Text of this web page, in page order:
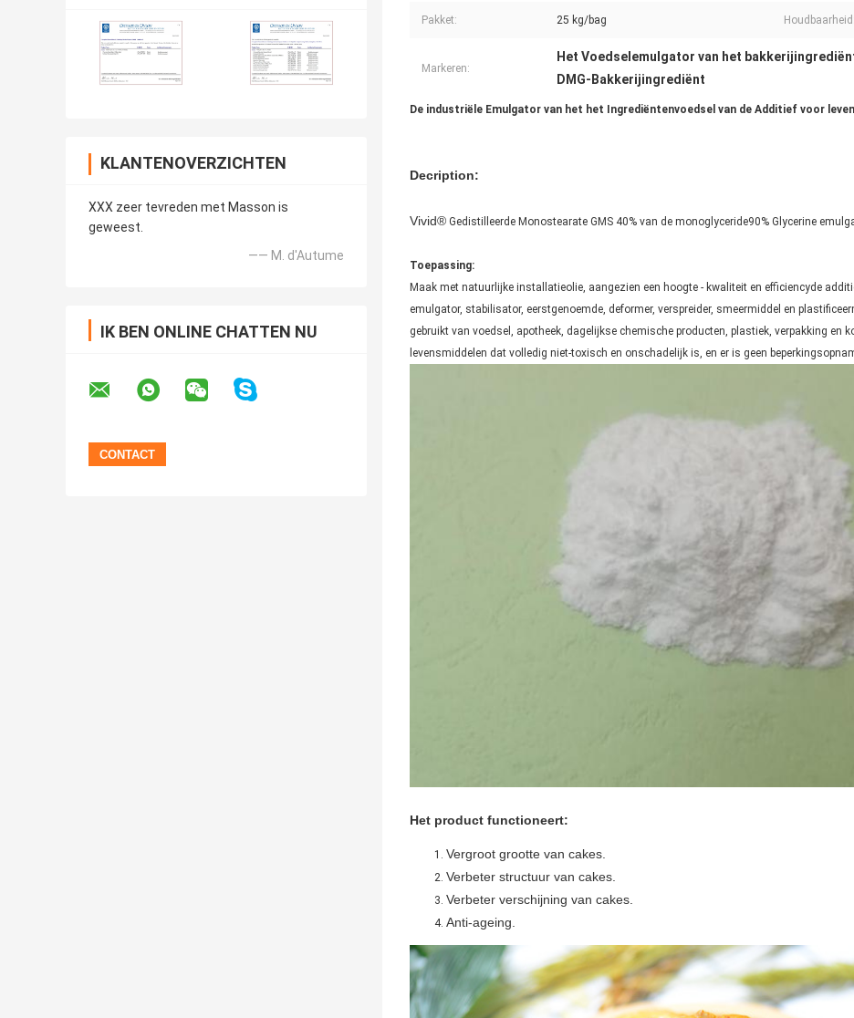
KLANTENOVERZICHTEN
XXX zeer tevreden met Masson is
geweest.
—— M. d'Autume
IK BEN ONLINE CHATTEN NU
Pakket: 25 kg/bag Houdbaarheid:
Markeren:
Het Voedselemulgator van het
DMG-Bakkerijingrediënt
De industriële Emulgator van het het Ingrediëntenvoedsel van de Additief voor
Decription:
Vivid® Gedistilleerde Monostearate GMS 40% van de monoglyceride90% Glycerine
Toepassing:
Maak met natuurlijke installatieolie, aangezien een hoogte - kwaliteit en efficiencyde
emulgator, stabilisator, eerstgenoemde, deformer, verspreider, smeermiddel en
gebruikt van voedsel, apotheek, dagelijkse chemische producten, plastiek, verpakking en
levensmiddelen dat volledig niet-toxisch en onschadelijk is, en er is geen
Het product functioneert:
Vergroot grootte van cakes.
Verbeter structuur van cakes.
Verbeter verschijning van cakes.
Anti-ageing.